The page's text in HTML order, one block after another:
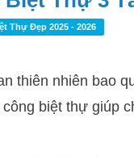
Thự Đẹp 2025 - 2026
thiên nhiên bao
biệt thự giúp